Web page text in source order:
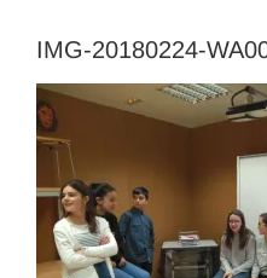
IMG-20180224-